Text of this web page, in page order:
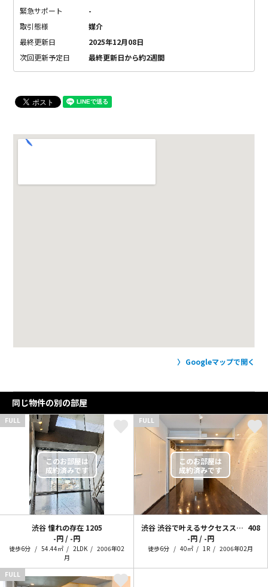
緊急サポート
-
取引態様
媒介
最終更新日
2025年12月08日
次回更新予定日
最終更新日から約2週間
Googleマップで開く
同じ物件の別の部屋
FULL
渋谷 憧れの存在 1205
-円 / -円
徒歩6分 54.44㎡ 2LDK
2006年02
月
FULL
渋谷 渋谷で叶えるサクセスストーリー 408
-円 / -円
徒歩6分 40㎡ 1R 2006年02月
FULL